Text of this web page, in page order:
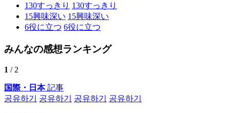
130すっきり 130すっきり
15興味深い 15興味深い
6役に立つ 6役に立つ
みんなの感想ランキング
1 / 2
国際・日本記事
공유하기
공유하기 공유하기 공유하기